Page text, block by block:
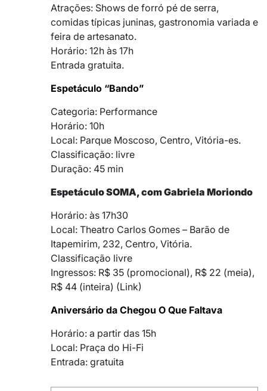
Atrações: Shows de forró pé de serra,
comidas típicas juninas, gastronomia variada e
feira de artesanato.
Horário: 12h às 17h
Entrada gratuita.
Espetáculo “Bando”
Categoria: Performance
Horário: 10h
Local: Parque Moscoso, Centro, Vitória-es.
Classificação: livre
Duração: 45 min
Espetáculo SOMA, com Gabriela Moriondo
Horário: às 17h30
Local: Theatro Carlos Gomes – Barão de
Itapemirim, 232, Centro, Vitória.
Classificação livre
Ingressos: R$ 35 (promocional), R$ 22 (meia),
R$ 44 (inteira) (Link)
Aniversário da Chegou O Que Faltava
Horário: a partir das 15h
Local: Praça do Hi-Fi
Entrada: gratuita